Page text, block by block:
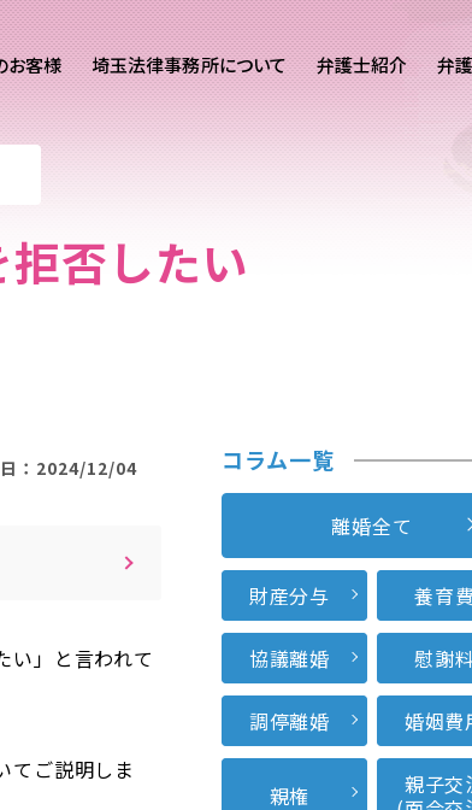
お客様
刑事事件
埼玉法律事務所について 弁護士紹介 弁
否したい
：2024/12/04
い」と言われて
てご説明しま
コラム一覧
離婚全て
財産分与 養育費
協議離婚 慰謝料
調停離婚 婚姻費
親権
親子交